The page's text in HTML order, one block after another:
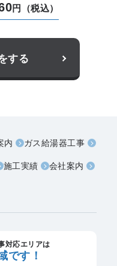
円（税込）
する
内 ガス給湯器工事
施工実績 会社案内
対応エリアは
です！